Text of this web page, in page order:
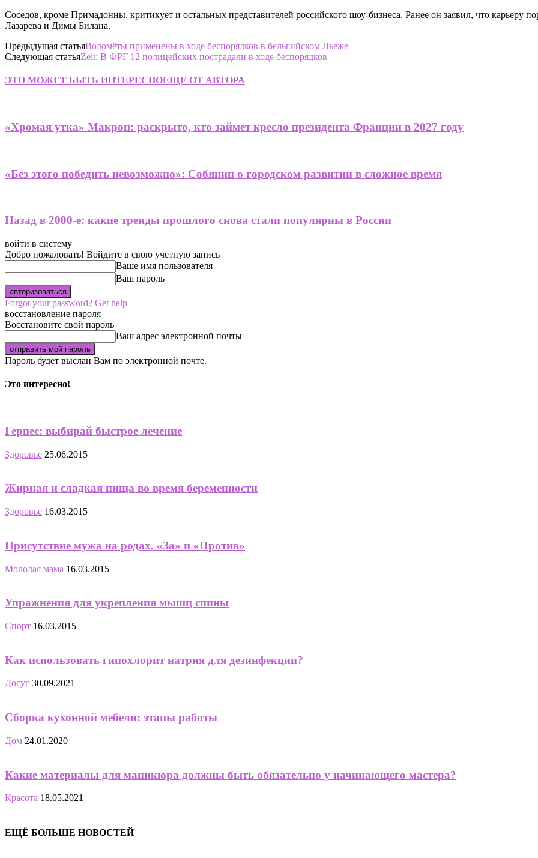
Соседов, кроме Примадонны, критикует и остальных представителей российского шоу-бизнеса. Ранее он заявил, что карьеру
Лазарева и Димы Билана.
Предыдущая статьяВодомёты применены в ходе беспорядков в бельгийском Льеже
Следующая статьяZeit: В ФРГ 12 полицейских пострадали в ходе беспорядков
ЭТО МОЖЕТ БЫТЬ ИНТЕРЕСНОЕЩЕ ОТ АВТОРА
«Хромая утка» Макрон: раскрыто, кто займет кресло президента Франции в 2027 году
«Без этого победить невозможно»: Собянин о городском развитии в сложное время
Назад в 2000-е: какие тренды прошлого снова стали популярны в России
войти в систему
Добро пожаловать! Войдите в свою учётную запись
Ваше имя пользователя
Ваш пароль
Forgot your password? Get help
восстановление пароля
Восстановите свой пароль
Ваш адрес электронной почты
Пароль будет выслан Вам по электронной почте.
Это интересно!
Герпес: выбирай быстрое лечение
Здоровье 25.06.2015
Жирная и сладкая пища во время беременности
Здоровье 16.03.2015
Присутствие мужа на родах. «За» и «Против»
Молодая мама 16.03.2015
Упражнения для укрепления мышц спины
Спорт 16.03.2015
Как использовать гипохлорит натрия для дезинфекции?
Досуг 30.09.2021
Сборка кухонной мебели: этапы работы
Дом 24.01.2020
Какие материалы для маникюра должны быть обязательно у начинающего мастера?
Красота 18.05.2021
ЕЩЁ БОЛЬШЕ НОВОСТЕЙ